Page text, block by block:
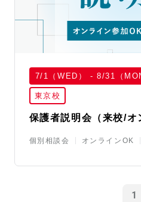
7/1（WED） - 8/31（
東京校
保護者説明会（来校/
個別相談会 オンラインOK
1